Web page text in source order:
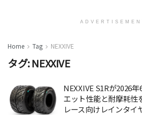
Home Tag NEXXIVE
タグ:NEXXIVE
NEXXIVE S1Rが2026
エット性能と耐摩耗性
レース向けレインタイ